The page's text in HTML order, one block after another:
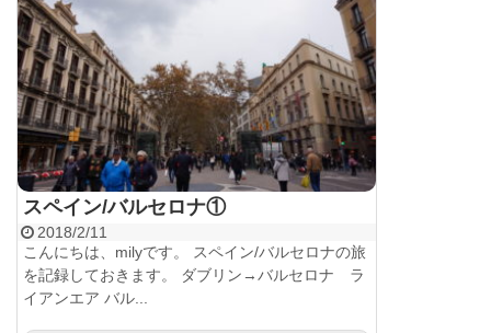
スペイン/バルセロナ①
2018/2/11
こんにちは、milyです。 スペイン/バルセロナの旅
を記録しておきます。 ダブリン→バルセロナ ラ
イアンエア バル...